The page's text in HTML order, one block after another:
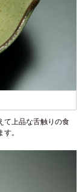
て上品な舌触りの食
。